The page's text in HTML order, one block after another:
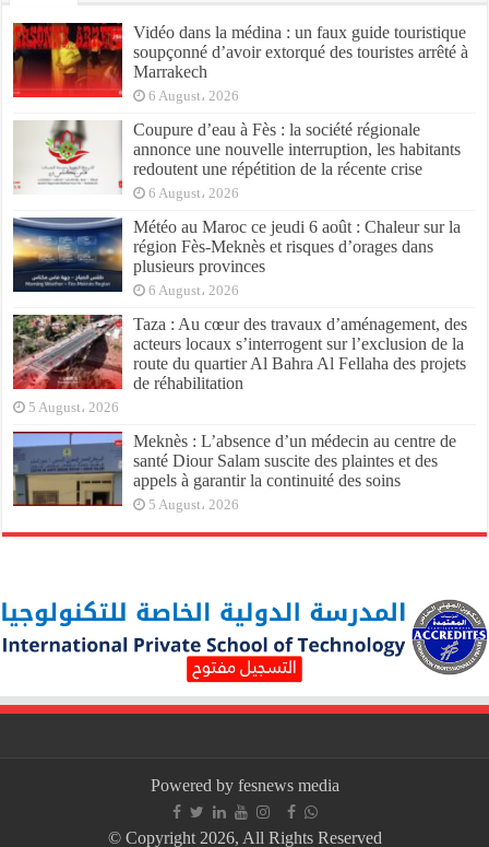
Vidéo dans la médina : un faux guide touristique
soupçonné d’avoir extorqué des touristes arrêté à
Marrakech
6 August، 2026
Coupure d’eau à Fès : la société régionale
annonce une nouvelle interruption, les habitants
redoutent une répétition de la récente crise
6 August، 2026
Météo au Maroc ce jeudi 6 août : Chaleur sur la
région Fès-Meknès et risques d’orages dans
plusieurs provinces
6 August، 2026
Taza : Au cœur des travaux d’aménagement, des
acteurs locaux s’interrogent sur l’exclusion de la
route du quartier Al Bahra Al Fellaha des projets
de réhabilitation
5 August، 2026
Meknès : L’absence d’un médecin au centre de
santé Diour Salam suscite des plaintes et des
appels à garantir la continuité des soins
5 August، 2026
Powered by fesnews media
© Copyright 2026, All Rights Reserved